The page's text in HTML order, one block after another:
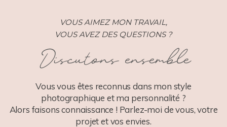
POST COMMENT
VOUS AIMEZ MON TRAVAIL,
VOUS AVEZ DES QUESTIONS ?
Discutons ensemble
Vous vous êtes reconnus dans mon style
photographique et ma personnalité ?
Alors faisons connaissance ! Parlez-moi de vous, votre
projet et vos envies.